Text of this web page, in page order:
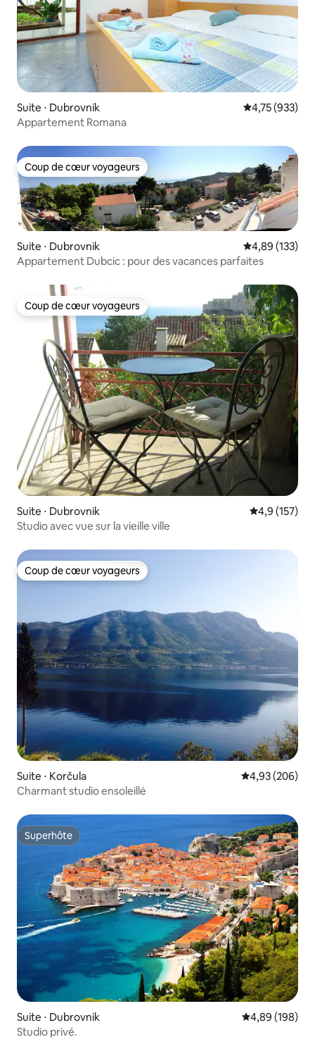
Suite ⋅ Dubrovnik Évaluation
4,75 (933)
Appartement Romana
Coup de cœur voyageurs
Coup de cœur voyageurs
Suite ⋅ Dubrovnik Évaluation
4,89 (133)
Appartement Dubcic : pour des vacances parfaites
Coup de cœur voyageurs
Coup de cœur voyageurs
Suite ⋅ Dubrovnik Évaluation
4,9 (157)
Studio avec vue sur la vieille ville
Coup de cœur voyageurs
Coup de cœur voyageurs
Suite ⋅ Korčula Évaluation
4,93 (206)
Charmant studio ensoleillé
Superhôte
Superhôte
Suite ⋅ Dubrovnik Évaluation
4,89 (198)
Studio privé.